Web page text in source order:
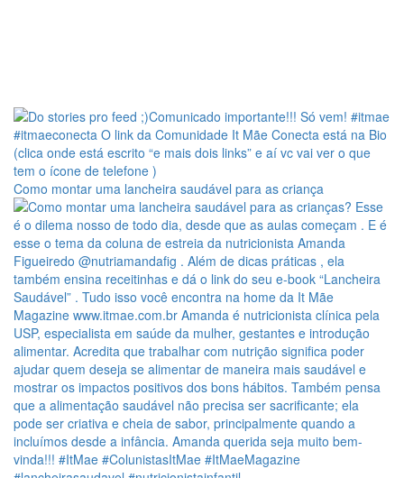
Como montar uma lancheira saudável para as criança